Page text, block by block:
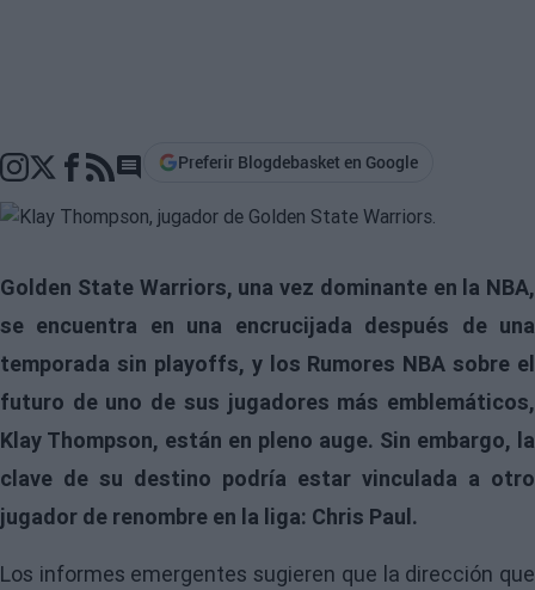
Go to comments section
Preferir Blogdebasket en Google
Golden State Warriors, una vez dominante en la NBA,
se encuentra en una encrucijada después de una
temporada sin playoffs, y los Rumores NBA sobre el
futuro de uno de sus jugadores más emblemáticos,
Klay Thompson, están en pleno auge. Sin embargo, la
clave de su destino podría estar vinculada a otro
jugador de renombre en la liga: Chris Paul.
Los informes emergentes sugieren que la dirección que